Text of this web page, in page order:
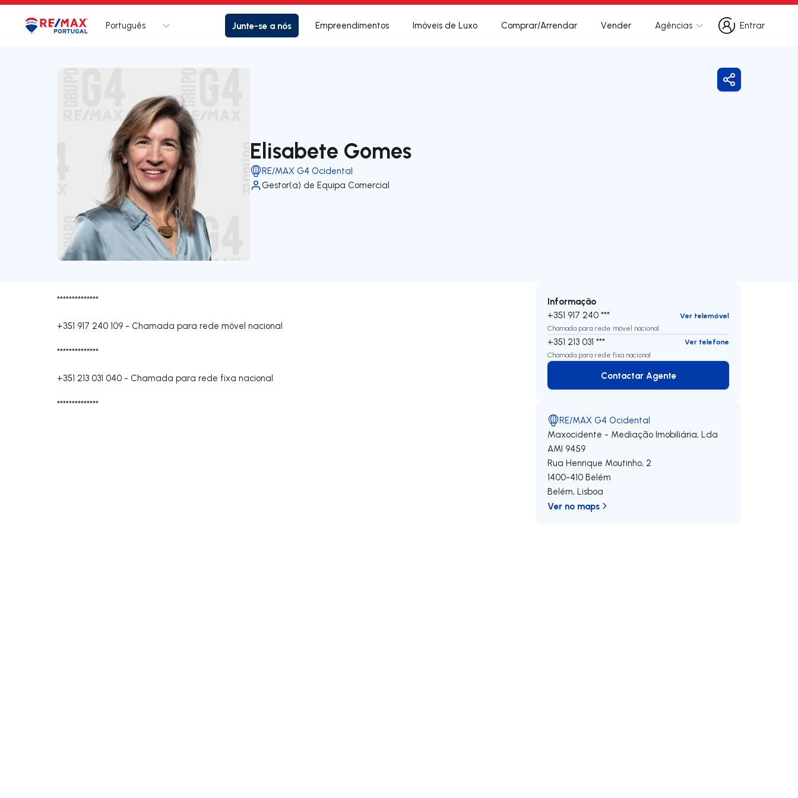
Logo Ir para página inicial
Português Junte-se a nós Empreendimentos Imóveis de Luxo Comprar/Arrendar Vender Agências
Entrar
Entrar
Elisabete Gomes
RE/MAX G4 Ocidental
Gestor(a) de Equipa Comercial
Partilhar
**************
+351 917 240 109 - Chamada para rede móvel nacional
**************
+351 213 031 040 - Chamada para rede fixa nacional
**************
Informação
+351 917 240 ***
Ver telemóvel
Chamada para rede móvel nacional
+351 213 031 ***
Ver telefone
Chamada para rede fixa nacional
Contactar Agente
Contactar Agente
RE/MAX G4 Ocidental
Maxocidente - Mediação Imobiliária, Lda
AMI 9459
Rua Henrique Moutinho, 2
1400-410 Belém
Belém,Lisboa
Ver no maps